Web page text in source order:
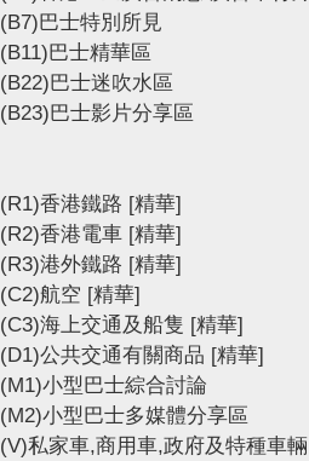
(B7)巴士特別所見
(B11)巴士精華區
(B22)巴士迷吹水區
(B23)巴士影片分享區
(R1)香港鐵路 [精華]
(R2)香港電車 [精華]
(R3)港外鐵路 [精華]
(C2)航空 [精華]
(C3)海上交通及船隻 [精華]
(D1)公共交通有關商品 [精華]
(M1)小型巴士綜合討論
(M2)小型巴士多媒體分享區
(V)私家車,商用車,政府及特種車輛